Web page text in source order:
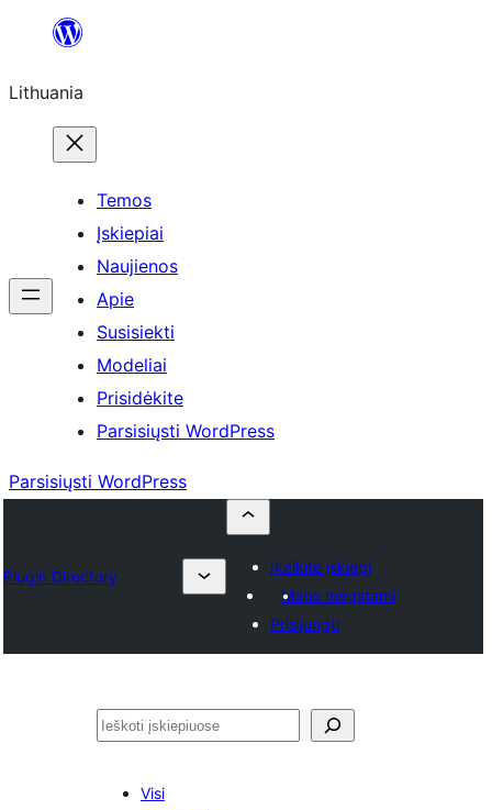
turinio
Lithuania
Temos
Įskiepiai
Naujienos
Apie
Susisiekti
Modeliai
Prisidėkite
Parsisiųsti WordPress
Parsisiųsti WordPress
Plugin Directory
Įkelkite įskiepį
Mano mėgstami
Prisijungti
Paieška
Visi